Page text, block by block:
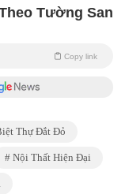
Tường San
Copy link
Thự Đắt Đỏ
Nội Thất Hiện Đại